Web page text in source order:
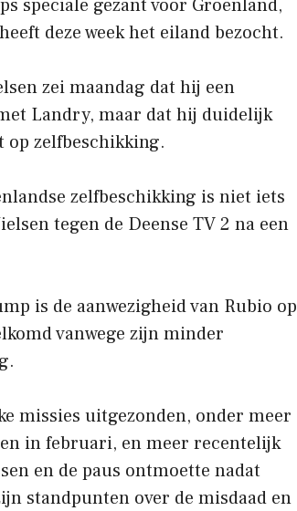
speciale gezant voor Groenland,
deze week het eiland bezocht.
zei maandag dat hij een
Landry, maar dat hij duidelijk
op zelfbeschikking.
zelfbeschikking is niet iets
tegen de Deense TV 2 na een
is de aanwezigheid van Rubio op
vanwege zijn minder
missies uitgezonden, onder meer
in februari, en meer recentelijk
en de paus ontmoette nadat
standpunten over de misdaad en